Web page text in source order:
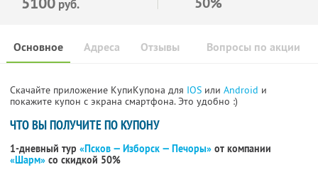
руб.
Основное Отзывы Вопросы по акции
Адреса
Скачайте приложение КупиКупона для IOS или Android и
покажите купон с экрана смартфона. Это удобно :)
ЧТО ВЫ ПОЛУЧИТЕ ПО КУПОНУ
1-дневный тур «Псков — Изборск — Печоры» от компании
«Шарм» со скидкой 50%